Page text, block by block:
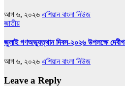
আগ ৬, ২০২৬ এশিয়ান বাংলা নিউজ
জাতীয়
জুলাই গণঅভ্যুত্থান দিবস-২০২৬ উপলক্ষে
আগ ৬, ২০২৬ এশিয়ান বাংলা নিউজ
Leave a Reply